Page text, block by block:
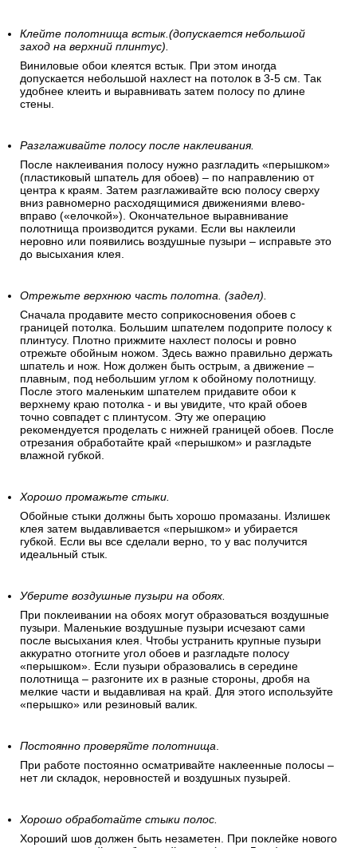
Клейте полотнища встык.(допускается небольшой
заход на верхний плинтус).
Виниловые обои клеятся встык. При этом иногда
допускается небольшой нахлест на потолок в 3-5 см. Так
удобнее клеить и выравнивать затем полосу по длине
стены.
Разглаживайте полосу после наклеивания.
После наклеивания полосу нужно разгладить «перышком»
(пластиковый шпатель для обоев) – по направлению от
центра к краям. Затем разглаживайте всю полосу сверху
вниз равномерно расходящимися движениями влево-
вправо («елочкой»). Окончательное выравнивание
полотнища производится руками. Если вы наклеили
неровно или появились воздушные пузыри – исправьте это
до высыхания клея.
Отрежьте верхнюю часть полотна. (задел).
Сначала продавите место соприкосновения обоев с
границей потолка. Большим шпателем подоприте полосу к
плинтусу. Плотно прижмите нахлест полосы и ровно
отрежьте обойным ножом. Здесь важно правильно держать
шпатель и нож. Нож должен быть острым, а движение –
плавным, под небольшим углом к обойному полотнищу.
После этого маленьким шпателем придавите обои к
верхнему краю потолка - и вы увидите, что край обоев
точно совпадет с плинтусом. Эту же операцию
рекомендуется проделать с нижней границей обоев. После
отрезания обработайте край «перышком» и разгладьте
влажной губкой.
Хорошо промажьте стыки.
Обойные стыки должны быть хорошо промазаны. Излишек
клея затем выдавливается «перышком» и убирается
губкой. Если вы все сделали верно, то у вас получится
идеальный стык.
Уберите воздушные пузыри на обоях.
При поклеивании на обоях могут образоваться воздушные
пузыри. Маленькие воздушные пузыри исчезают сами
после высыхания клея. Чтобы устранить крупные пузыри
аккуратно отогните угол обоев и разгладьте полосу
«перышком». Если пузыри образовались в середине
полотнища – разгоните их в разные стороны, дробя на
мелкие части и выдавливая на край. Для этого используйте
«перышко» или резиновый валик.
Постоянно проверяйте полотнища.
При работе постоянно осматривайте наклеенные полосы –
нет ли складок, неровностей и воздушных пузырей.
Хорошо обработайте стыки полос.
Хороший шов должен быть незаметен. При поклейке нового